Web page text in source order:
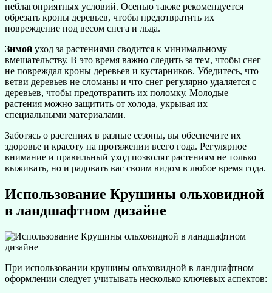
неблагоприятных условий. Осенью также рекомендуется
обрезать кроны деревьев, чтобы предотвратить их
повреждение под весом снега и льда.
Зимой уход за растениями сводится к минимальному
вмешательству. В это время важно следить за тем, чтобы снег
не повреждал кроны деревьев и кустарников. Убедитесь, что
ветви деревьев не сломаны и что снег регулярно удаляется с
деревьев, чтобы предотвратить их поломку. Молодые
растения можно защитить от холода, укрывая их
специальными материалами.
Заботясь о растениях в разные сезоны, вы обеспечите их
здоровье и красоту на протяжении всего года. Регулярное
внимание и правильный уход позволят растениям не только
выживать, но и радовать вас своим видом в любое время года.
Использование Крушины ольховидной
в ландшафтном дизайне
При использовании крушины ольховидной в ландшафтном
оформлении следует учитывать несколько ключевых аспектов: